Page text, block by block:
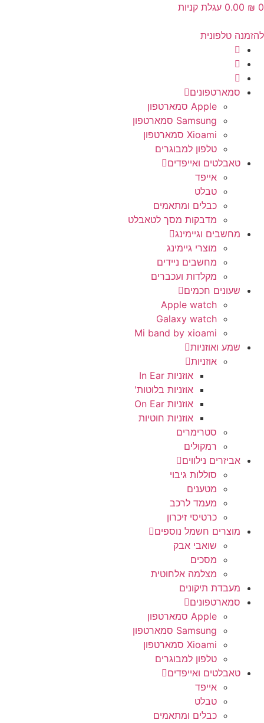
‎0.00 עגלת קניות
טלפונית
סמארטפונים
Apple סמארטפון
Samsung סמארטפון
Xioami סמארטפון
טלפון למבוגרים
טאבלטים ואייפדים
אייפד
טבלט
כבלים ומתאמים
מדבקות מסך לטאבלט
מחשבים וגיימינג
מוצרי גיימינג
מחשבים ניידים
מקלדות ועכברים
שעונים חכמים
Apple watch
Galaxy watch
Mi band by xioami
שמע ואוזניות
אוזניות
אוזניות In Ear
אוזניות בלוטות'
אוזניות On Ear
אוזניות חוטיות
סטרימרים
רמקולים
אביזרים נילווים
סוללות גיבוי
מטענים
מעמד לרכב
כרטיסי זיכרון
מוצרים חשמל נוספים
שואבי אבק
מסכים
מצלמה אלחוטית
מעבדת תיקונים
סמארטפונים
Apple סמארטפון
Samsung סמארטפון
Xioami סמארטפון
טלפון למבוגרים
טאבלטים ואייפדים
אייפד
טבלט
כבלים ומתאמים